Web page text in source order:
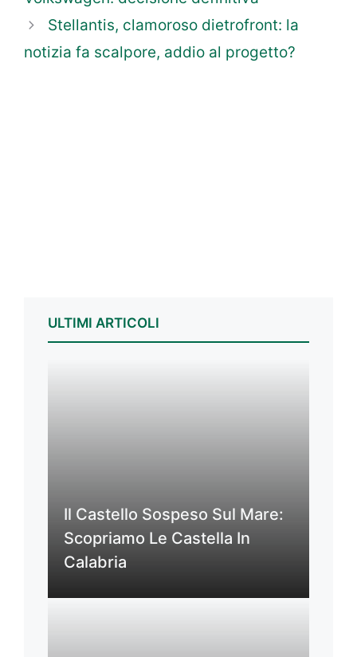
Stellantis, clamoroso dietrofront: la
notizia fa scalpore, addio al progetto?
ULTIMI ARTICOLI
Il Castello Sospeso Sul Mare:
Scopriamo Le Castella In
Calabria